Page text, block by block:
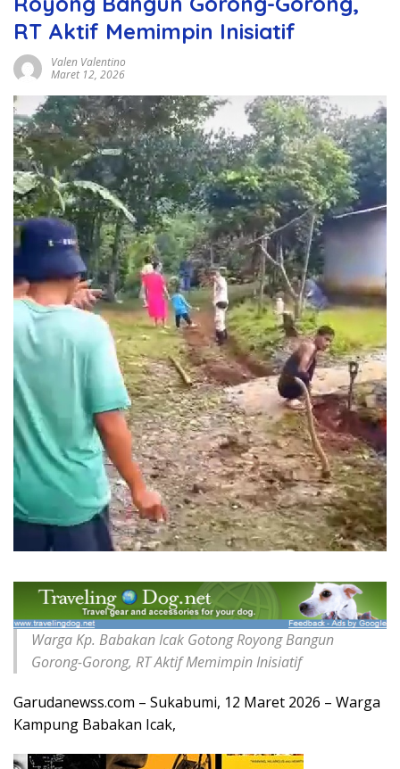
RT Aktif Memimpin Inisiatif
Valen Valentino
Maret 12, 2026
Warga Kp. Babakan Icak Gotong Royong Bangun
Gorong-Gorong, RT Aktif Memimpin Inisiatif
Garudanewss.com – Sukabumi, 12 Maret 2026 – Warga
Kampung Babakan Icak,